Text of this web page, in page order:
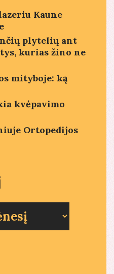
Kaune
plytelių ant
kurias žino ne
mityboje: ką
kvėpavimo
Ortopedijos